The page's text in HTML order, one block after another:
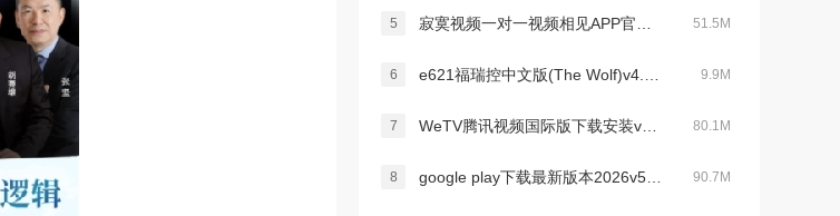
5 51.5M
6 9.9M
7 80.1M
8 90.7M